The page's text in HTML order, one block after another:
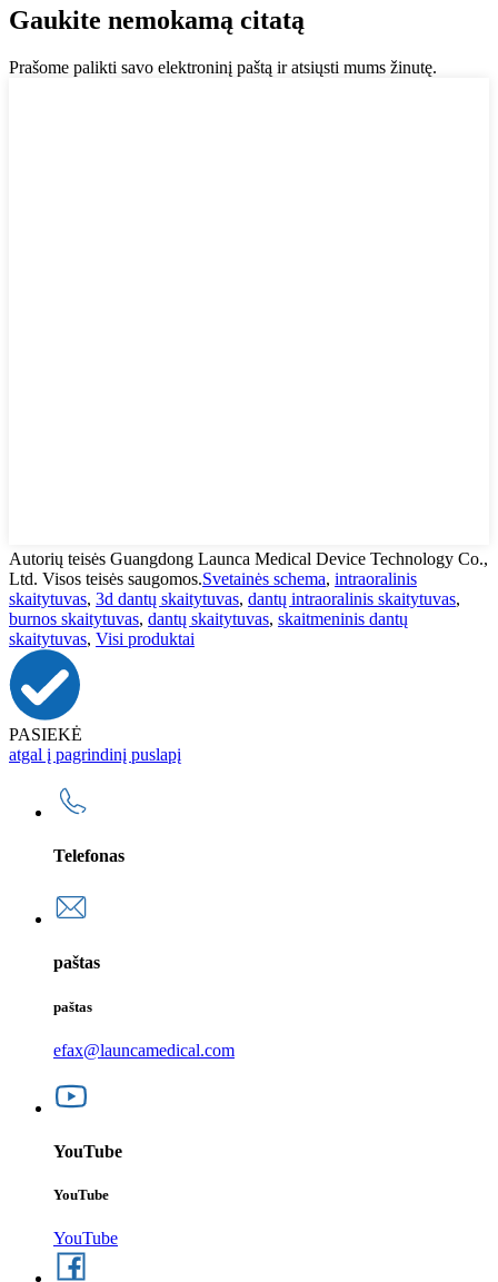
Gaukite nemokamą citatą
Prašome palikti savo elektroninį paštą ir atsiųsti mums žinutę.
Autorių teisės Guangdong Launca Medical Device Technology Co.,
Ltd. Visos teisės saugomos.Svetainės schema, intraoralinis
skaitytuvas, 3d dantų skaitytuvas, dantų intraoralinis skaitytuvas,
burnos skaitytuvas, dantų skaitytuvas, skaitmeninis dantų
skaitytuvas, Visi produktai
PASIEKĖ
atgal į pagrindinį puslapį
Telefonas
paštas
paštas
efax@launcamedical.com
YouTube
YouTube
YouTube